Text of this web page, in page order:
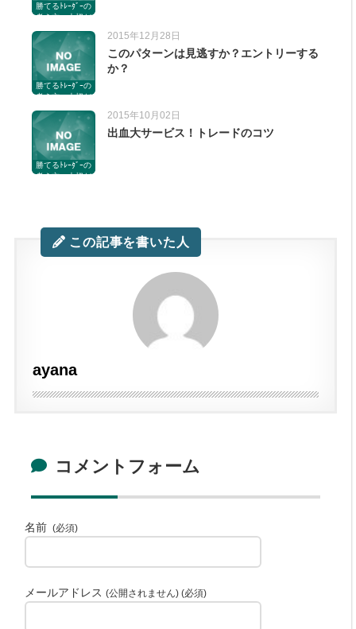
勝てるﾄﾚｰﾀﾞｰの
考え方。大切だ
いてる。
勝てるﾄﾚｰﾀﾞｰの
考え方。大切だ
いてる。
2015年12月28日
このパターンは見逃すか？エントリーする
か？
勝てるﾄﾚｰﾀﾞｰの
考え方。大切だ
2015年10月02日
出血大サービス！トレードのコツ
この記事を書いた人
ayana
コメントフォーム
名前 (必須)
メールアドレス(公開されません) (必須)